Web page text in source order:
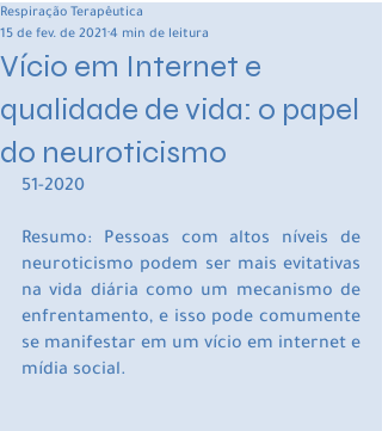
Vício em Internet e
qualidade de vida: o papel
do neuroticismo
Respiração Terapêutica
15 de fev. de 2021 4 min de leitura
51-2020
Resumo: Pessoas com altos níveis de
neuroticismo podem ser mais evitativas
na vida diária como um mecanismo de
enfrentamento, e isso pode comumente
se manifestar em um vício em internet e
mídia social.